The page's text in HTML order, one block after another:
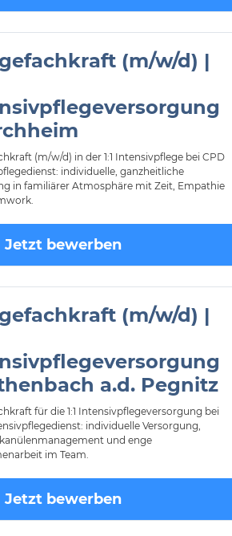
(m/w/d) |
(m/w/d) in der 1:1 Intensivpflege bei CPD
individuelle, ganzheitliche
in familiärer Atmosphäre mit Zeit, Empathie
Jetzt bewerben
(m/w/d) |
a.d. Pegnitz
für die 1:1 Intensivpflegeversorgung bei
individuelle Versorgung,
und enge
im Team.
Jetzt bewerben